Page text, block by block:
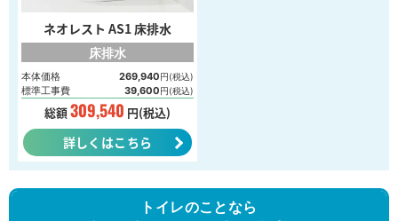
ネオレスト AS1 床排水
床排水
本体価格 269,940円(税込)
標準工事費 39,600円(税込)
総額309,540 円(税込)
詳しくはこちら
トイレのことなら